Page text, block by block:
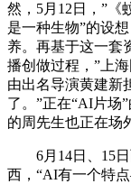
然，5月12日，”《
是一种生物”的设
养。再基于这一套
播创做过程，”上
由出名导演黄建新
了。”正在“AI片场
的周先生也正在场
6月14日、15日
西，“AI有一个特